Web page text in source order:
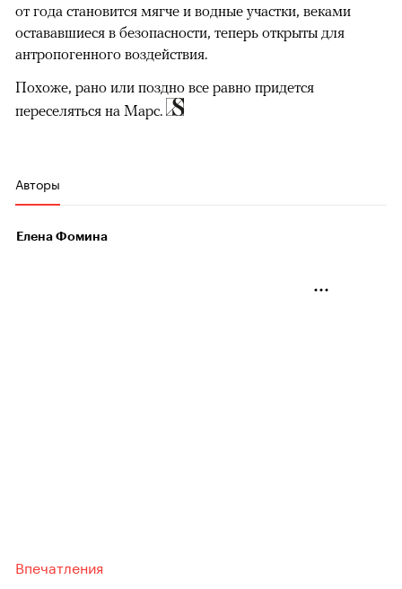
от года становится мягче и водные участки, веками
остававшиеся в безопасности, теперь открыты для
антропогенного воздействия.
Похоже, рано или поздно все равно придется
переселяться на Марс.
Авторы
Елена Фомина
Впечатления